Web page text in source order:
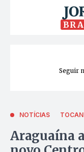
Seguir
NOTÍCIAS
Araguaína